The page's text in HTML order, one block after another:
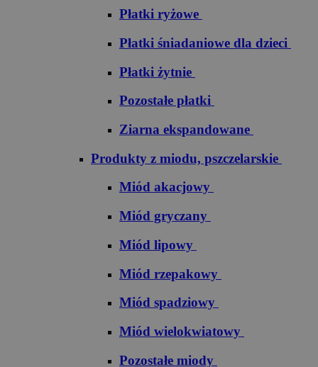
Płatki ryżowe
Płatki śniadaniowe dla dzieci
Płatki żytnie
Pozostałe płatki
Ziarna ekspandowane
Produkty z miodu, pszczelarskie
Miód akacjowy
Miód gryczany
Miód lipowy
Miód rzepakowy
Miód spadziowy
Miód wielokwiatowy
Pozostałe miody